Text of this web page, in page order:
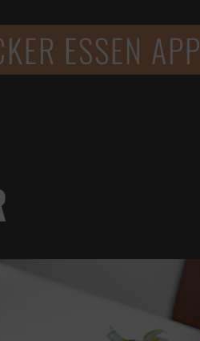
ESSEN APP